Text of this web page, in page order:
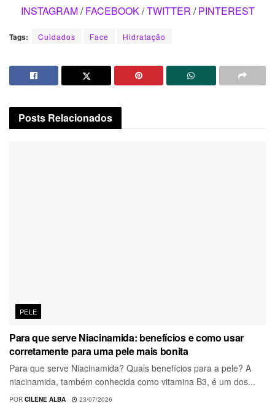
INSTAGRAM/FACEBOOK/TWITTER /PINTEREST
Tags: Cuidados Face Hidratação
Posts Relacionados
PELE
Para que serve Niacinamida: benefícios e como usar
corretamente para uma pele mais bonita
Para que serve Niacinamida? Quais benefícios para a pele? A
niacinamida, também conhecida como vitamina B3, é um dos...
POR CILENE ALBA 23/07/2026